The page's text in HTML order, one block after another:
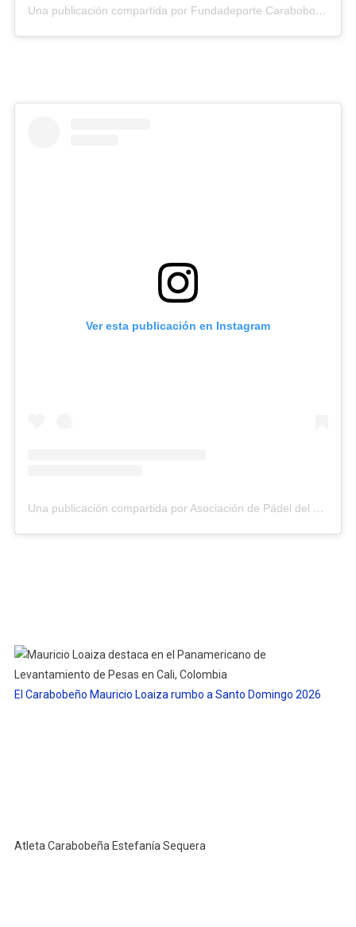
Una publicación compartida por Fundadeporte Carabobo (@fundadeporte)
Ver esta publicación en Instagram
Una publicación compartida por Asociación de Pádel del Estado Carabobo (@asopadelcarabobo)
El Carabobeño Mauricio Loaiza rumbo a Santo Domingo 2026
Atleta Carabobeña Estefanía Sequera